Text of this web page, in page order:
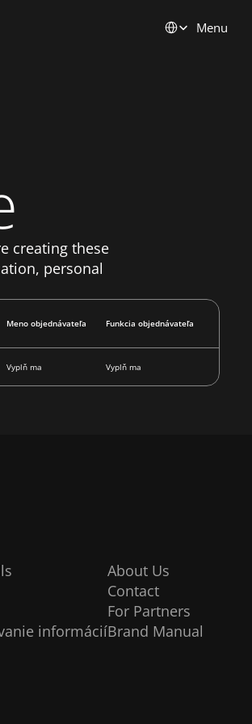
creating these
personal
Meno objednávateľa Funkcia objednávateľa
Vyplň ma Vyplň ma
Menu
informácií
About Us
Contact
For Partners
Brand Manual